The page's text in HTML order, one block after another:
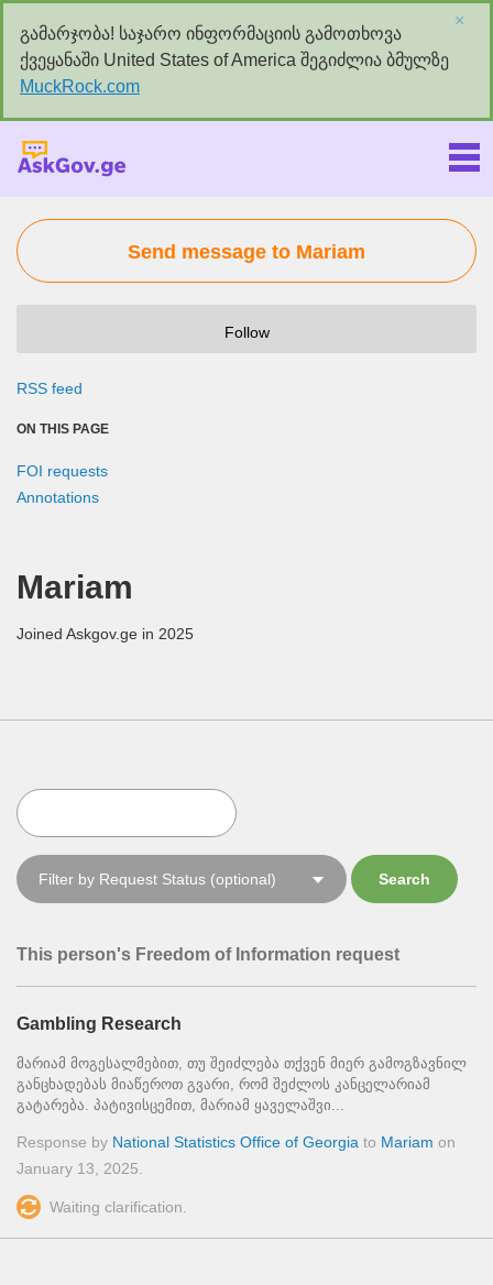
გამარჯობა! საჯარო ინფორმაციის გამოთხოვა
ქვეყანაში United States of America შეგიძლია ბმულზე
MuckRock.com
×
Send message to Mariam
Follow
RSS feed
ON THIS PAGE
FOI requests
Annotations
Mariam
Joined Askgov.ge in 2025
This person's Freedom of Information request
Gambling Research
მარიამ მოგესალმებით, თუ შეიძლება თქვენ მიერ გამოგზავნილ
განცხადებას მიაწეროთ გვარი, რომ შეძლოს კანცელარიამ
გატარება. პატივისცემით, მარიამ ყაველაშვი...
Response by National Statistics Office of Georgia to Mariam on
January 13, 2025
Waiting clarification.